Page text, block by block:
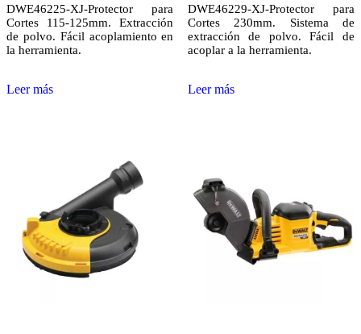
DWE46225-XJ-Protector para
Cortes 115-125mm. Extracción
de polvo. Fácil acoplamiento en
la herramienta.
Leer más
DWE46229-XJ-Protector para
Cortes 230mm. Sistema de
extracción de polvo. Fácil de
acoplar a la herramienta.
Leer más